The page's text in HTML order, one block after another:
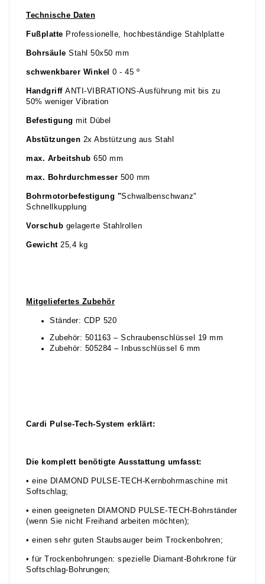
Technische Daten
Fußplatte Professionelle, hochbeständige Stahlplatte
Bohrsäule Stahl 50x50 mm
schwenkbarer Winkel 0 - 45 º
Handgriff ANTI-VIBRATIONS-Ausführung mit bis zu
50% weniger Vibration
Befestigung mit Dübel
Abstützungen 2x Abstützung aus Stahl
max. Arbeitshub 650 mm
max. Bohrdurchmesser 500 mm
Bohrmotorbefestigung "Schwalbenschwanz"
Schnellkupplung
Vorschub gelagerte Stahlrollen
Gewicht25,4 kg
Mitgeliefertes Zubehör
Ständer: CDP 520
Zubehör: 501163 – Schraubenschlüssel 19 mm
Zubehör: 505284 – Inbusschlüssel 6 mm
Cardi Pulse-Tech-System erklärt:
Die komplett benötigte Ausstattung umfasst:
• eine DIAMOND PULSE-TECH-Kernbohrmaschine mit
Softschlag;
• einen geeigneten DIAMOND PULSE-TECH-Bohrständer
(wenn Sie nicht Freihand arbeiten möchten);
• einen sehr guten Staubsauger beim Trockenbohren;
• für Trockenbohrungen: spezielle Diamant-Bohrkrone für
Softschlag-Bohrungen;